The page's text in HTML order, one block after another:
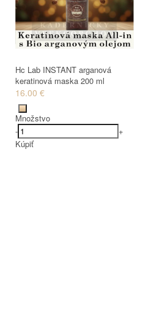
Hc Lab INSTANT arganová
keratinová maska 200 ml
16.00 €
Množstvo
-
+
Kúpiť